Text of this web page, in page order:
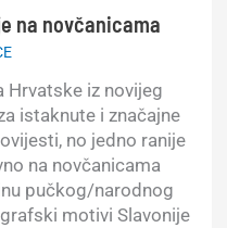
na novčanicama
Hrvatske iz novijeg
istaknute i značajne
no jedno ranije
na novčanicama
pučkog/narodnog
motivi Slavonije